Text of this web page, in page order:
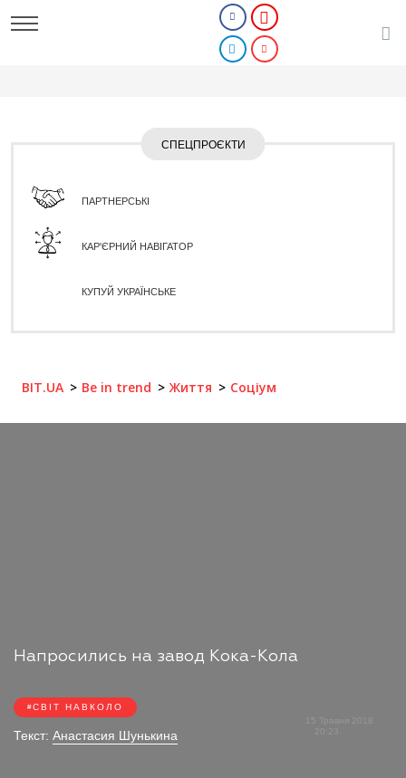
СПЕЦПРОЄКТИ
ПАРТНЕРСЬКІ
КАР'ЄРНИЙ НАВІГАТОР
КУПУЙ УКРАЇНСЬКЕ
BIT.UA Be in trend Життя Соціум
Напросились на завод Кока-Кола
СВІТ НАВКОЛО
Текст: Анастасия Шунькина